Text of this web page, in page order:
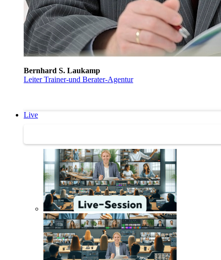
Bernhard S. Laukamp
Leiter Trainer-und Berater-Agentur
Live